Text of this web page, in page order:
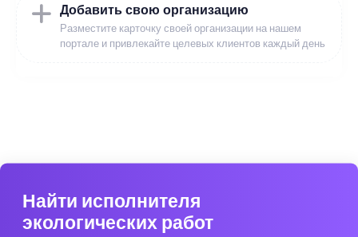
Добавить свою организацию
Разместите карточку своей организации на нашем
портале и привлекайте целевых клиентов каждый день
Найти исполнителя
экологических работ